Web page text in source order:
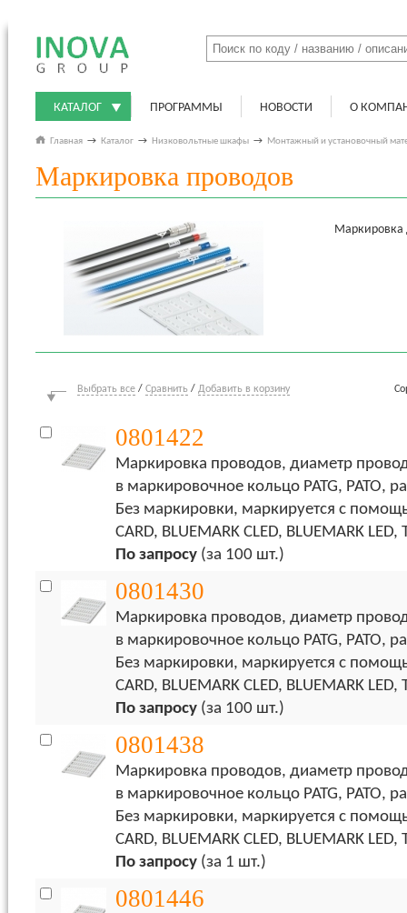
КАТАЛОГ ПРОГРАММЫ НОВОСТИ О
Главная → Каталог → Низковольтные шкафы → Монтажный и установочный
Маркировка проводов
Маркировка
Выбрать все / Сравнить / Добавить в корзину
0801422
Маркировка проводов, диаметр
в маркировочное кольцо PATG, PATO,
Без маркировки, маркируется с
CARD, BLUEMARK CLED, BLUEMARK LED,
По запросу (за 100 шт.)
0801430
Маркировка проводов, диаметр
в маркировочное кольцо PATG, PATO,
Без маркировки, маркируется с
CARD, BLUEMARK CLED, BLUEMARK LED,
По запросу (за 100 шт.)
0801438
Маркировка проводов, диаметр
в маркировочное кольцо PATG, PATO,
Без маркировки, маркируется с
CARD, BLUEMARK CLED, BLUEMARK LED,
По запросу (за 1 шт.)
0801446